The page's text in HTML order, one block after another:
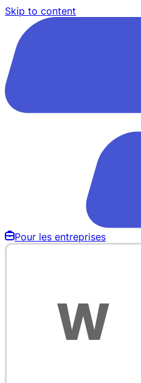
Skip to content
Pour les entreprises